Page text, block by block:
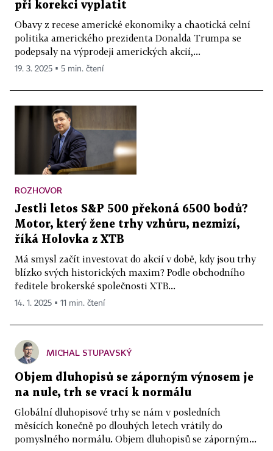
při korekci vyplatit
Obavy z recese americké ekonomiky a chaotická celní
politika amerického prezidenta Donalda Trumpa se
podepsaly na výprodeji amerických akcií,...
19. 3. 2025 ▪ 5 min. čtení
ROZHOVOR
Jestli letos S&P 500 překoná 6500 bodů?
Motor, který žene trhy vzhůru, nezmizí,
říká Holovka z XTB
Má smysl začít investovat do akcií v době, kdy jsou trhy
blízko svých historických maxim? Podle obchodního
ředitele brokerské společnosti XTB...
14. 1. 2025 ▪ 11 min. čtení
MICHAL STUPAVSKÝ
Objem dluhopisů se záporným výnosem je
na nule, trh se vrací k normálu
Globální dluhopisové trhy se nám v posledních
měsících konečně po dlouhých letech vrátily do
pomyslného normálu. Objem dluhopisů se záporným...